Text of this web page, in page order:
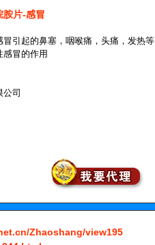
胺片-感冒
冒引起的鼻塞，咽喉痛，头痛，发热
感冒的作用
司